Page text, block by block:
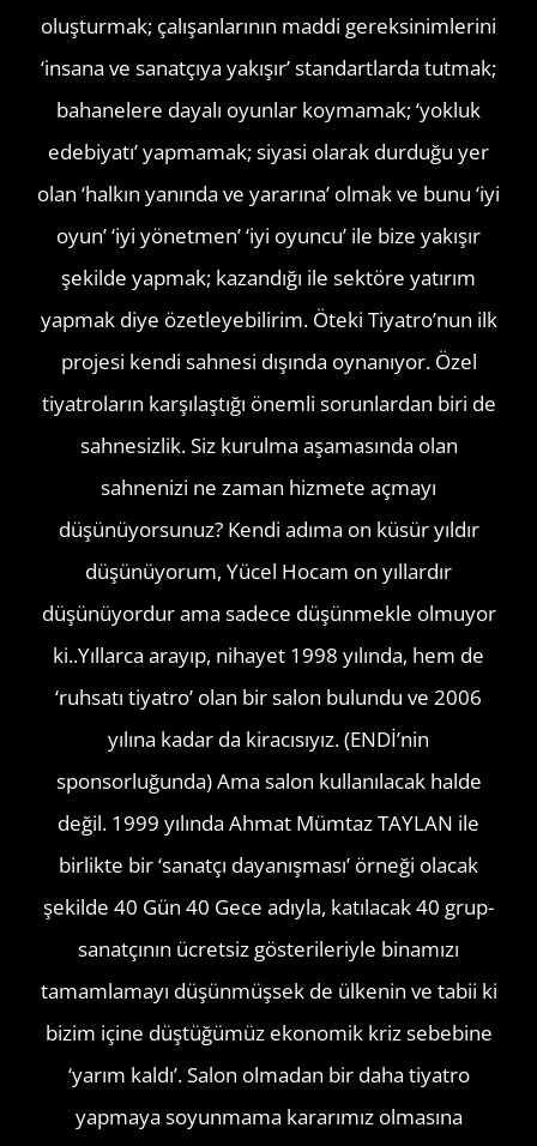
oluşturmak; çalışanlarının maddi gereksinimlerini
‘insana ve sanatçıya yakışır’ standartlarda tutmak;
bahanelere dayalı oyunlar koymamak; ‘yokluk
edebiyatı’ yapmamak; siyasi olarak durduğu yer
olan ‘halkın yanında ve yararına’ olmak ve bunu ‘iyi
oyun’ ‘iyi yönetmen’ ‘iyi oyuncu’ ile bize yakışır
şekilde yapmak; kazandığı ile sektöre yatırım
yapmak diye özetleyebilirim. Öteki Tiyatro’nun ilk
projesi kendi sahnesi dışında oynanıyor. Özel
tiyatroların karşılaştığı önemli sorunlardan biri de
sahnesizlik. Siz kurulma aşamasında olan
sahnenizi ne zaman hizmete açmayı
düşünüyorsunuz? Kendi adıma on küsür yıldır
düşünüyorum, Yücel Hocam on yıllardır
düşünüyordur ama sadece düşünmekle olmuyor
ki..Yıllarca arayıp, nihayet 1998 yılında, hem de
‘ruhsatı tiyatro’ olan bir salon bulundu ve 2006
yılına kadar da kiracısıyız. (ENDİ’nin
sponsorluğunda) Ama salon kullanılacak halde
değil. 1999 yılında Ahmat Mümtaz TAYLAN ile
birlikte bir ‘sanatçı dayanışması’ örneği olacak
şekilde 40 Gün 40 Gece adıyla, katılacak 40 grup-
sanatçının ücretsiz gösterileriyle binamızı
tamamlamayı düşünmüşsek de ülkenin ve tabii ki
bizim içine düştüğümüz ekonomik kriz sebebine
‘yarım kaldı’. Salon olmadan bir daha tiyatro
yapmaya soyunmama kararımız olmasına